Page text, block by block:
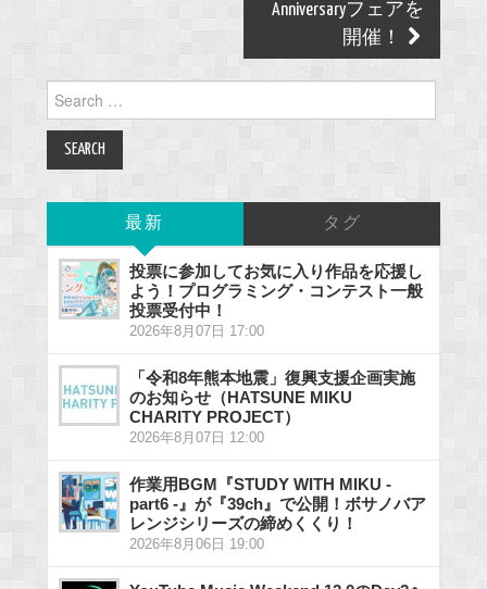
Anniversaryフェアを
開催！
for:
最新 タグ
投票に参加してお気に入り作品を応援し
よう！プログラミング・コンテスト一般
投票受付中！
2026年8月07日 17:00
「令和8年熊本地震」復興支援企画実施
のお知らせ（HATSUNE MIKU
CHARITY PROJECT）
2026年8月07日 12:00
作業用BGM『STUDY WITH MIKU -
part6 -』が『39ch』で公開！ボサノバア
レンジシリーズの締めくくり！
2026年8月06日 19:00